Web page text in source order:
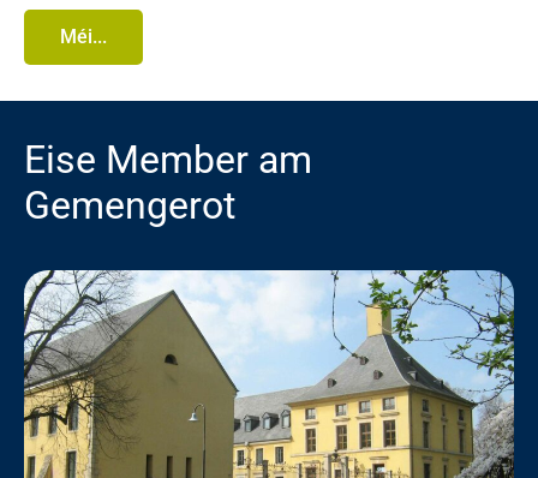
Méi...
Eise Member am
Gemengerot